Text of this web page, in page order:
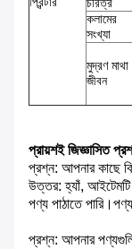
চরিত্র
কলামের
সংখ্যা
মুদ্রণ মাথা
জীবন
প্রায়শই জিজ্ঞাসিত
প্রশ্ন: আপনার কাছে
উত্তর: হ্যাঁ, আইটেমটি
পণ্য পাঠাতে
প্রশ্ন: আপনার